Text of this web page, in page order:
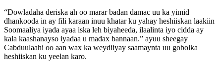
“Dowladaha deriska ah oo marar badan damac uu ka yimid
dhankooda in ay fili karaan inuu khatar ku yahay heshiiskan laakiin
Soomaaliya iyada ayaa iska leh biyaheeda, ilaalinta iyo cidda ay
kala kaashanayso iyadaa u madax bannaan.” ayuu sheegay
Cabduulaahi oo aan wax ka weydiiyay saamaynta uu gobolka
heshiiskan ku yeelan karo.